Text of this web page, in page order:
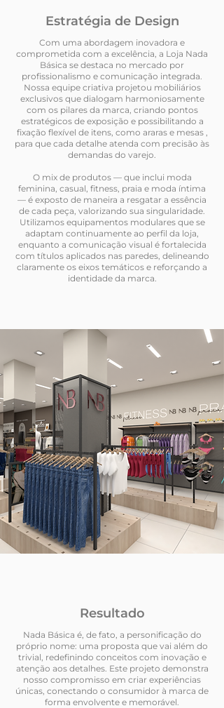
Estratégia de Design
Com uma abordagem inovadora e
comprometida com a excelência, a Loja Nada
Básica se destaca no mercado por
profissionalismo e comunicação integrada.
Nossa equipe criativa projetou mobiliários
exclusivos que dialogam harmoniosamente
com os pilares da marca, criando pontos
estratégicos de exposição e possibilitando a
fixação flexível de itens, como araras e mesas ,
para que cada detalhe atenda com precisão às
demandas do varejo.
O mix de produtos — que inclui moda
feminina, casual, fitness, praia e moda íntima
— é exposto de maneira a resgatar a essência
de cada peça, valorizando sua singularidade.
Utilizamos equipamentos modulares que se
adaptam continuamente ao perfil da loja,
enquanto a comunicação visual é fortalecida
com títulos aplicados nas paredes, delineando
claramente os eixos temáticos e reforçando a
identidade da marca.
Resultado
Nada Básica é, de fato, a personificação do
próprio nome: uma proposta que vai além do
trivial, redefinindo conceitos com inovação e
atenção aos detalhes. Este projeto demonstra
nosso compromisso em criar experiências
únicas, conectando o consumidor à marca de
forma envolvente e memorável.